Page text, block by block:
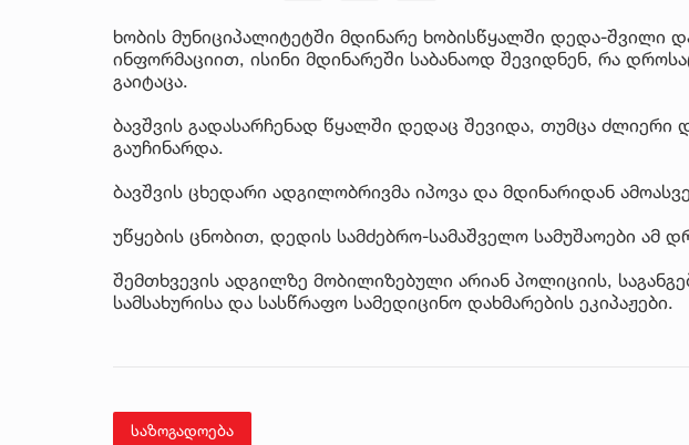
ხობის მუნიციპალიტეტში მდინარე ხობისწყალში დედა-შვილი
ინფორმაციით, ისინი მდინარეში საბანაოდ შევიდნენ, რა
გაიტაცა.
ბავშვის გადასარჩენად წყალში დედაც შევიდა, თუმცა ძლიერი
გაუჩინარდა.
ბავშვის ცხედარი ადგილობრივმა იპოვა და მდინარიდან
უწყების ცნობით, დედის სამძებრო-სამაშველო სამუშაოები ამ
შემთხვევის ადგილზე მობილიზებული არიან პოლიციის,
სამსახურისა და სასწრაფო სამედიცინო დახმარების ეკიპაჟები.
საზოგადოება